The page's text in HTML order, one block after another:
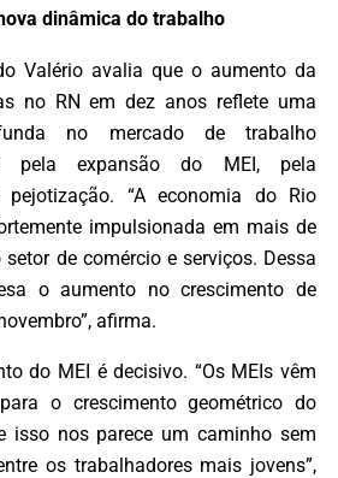
dinâmica do trabalho
Valério avalia que o aumento da
no RN em dez anos reflete uma
no mercado de trabalho
pela expansão do MEI, pela
pejotização. “A economia do Rio
impulsionada em mais de
de comércio e serviços. Dessa
o aumento no crescimento de
afirma.
do MEI é decisivo. “Os MEIs vêm
o crescimento geométrico do
isso nos parece um caminho sem
os trabalhadores mais jovens”,